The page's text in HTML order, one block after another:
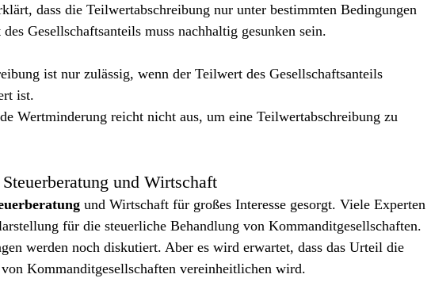
dass die Teilwertabschreibung nur unter bestimmten Bedingungen
Gesellschaftsanteils muss nachhaltig gesunken sein.
ist nur zulässig, wenn der Teilwert des Gesellschaftsanteils
ist.
Wertminderung reicht nicht aus, um eine Teilwertabschreibung zu
und Wirtschaft
und Wirtschaft für großes Interesse gesorgt. Viele Experten
für die steuerliche Behandlung von Kommanditgesellschaften.
werden noch diskutiert. Aber es wird erwartet, dass das Urteil die
Kommanditgesellschaften vereinheitlichen wird.